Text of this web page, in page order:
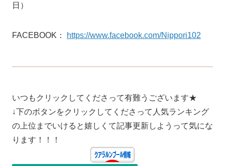
日）
FACEBOOK： https://www.facebook.com/Nippori102
いつもクリックしてくださって有難うございます★
↓下のボタンをクリックしてくださって人気ランキング
の上位までいけると嬉しくて記事更新しようって気にな
ります！！！